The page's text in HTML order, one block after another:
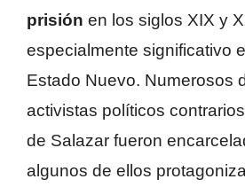
prisión en los siglos XIX y
especialmente significativo
Estado Nuevo. Numerosos
activistas políticos
de Salazar fueron
algunos de ellos